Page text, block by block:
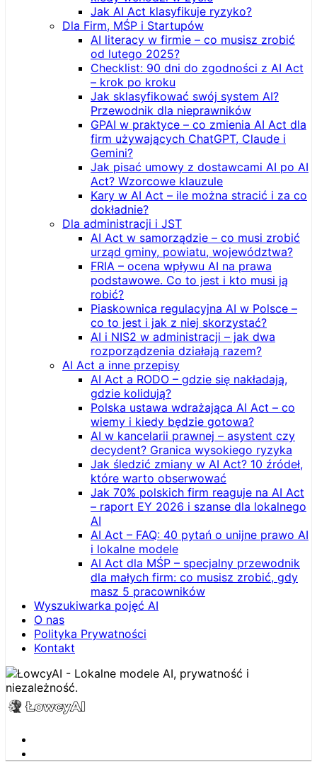
Jak AI Act klasyfikuje ryzyko?
Dla Firm, MŚP i Startupów
AI literacy w firmie – co musisz zrobić
od lutego 2025?
Checklist: 90 dni do zgodności z AI Act
– krok po kroku
Jak sklasyfikować swój system AI?
Przewodnik dla nieprawników
GPAI w praktyce – co zmienia AI Act dla
firm używających ChatGPT, Claude i
Gemini?
Jak pisać umowy z dostawcami AI po AI
Act? Wzorcowe klauzule
Kary w AI Act – ile można stracić i za co
dokładnie?
Dla administracji i JST
AI Act w samorządzie – co musi zrobić
urząd gminy, powiatu, województwa?
FRIA – ocena wpływu AI na prawa
podstawowe. Co to jest i kto musi ją
robić?
Piaskownica regulacyjna AI w Polsce –
co to jest i jak z niej skorzystać?
AI i NIS2 w administracji – jak dwa
rozporządzenia działają razem?
AI Act a inne przepisy
AI Act a RODO – gdzie się nakładają,
gdzie kolidują?
Polska ustawa wdrażająca AI Act – co
wiemy i kiedy będzie gotowa?
AI w kancelarii prawnej – asystent czy
decydent? Granica wysokiego ryzyka
Jak śledzić zmiany w AI Act? 10 źródeł,
które warto obserwować
Jak 70% polskich firm reaguje na AI Act
– raport EY 2026 i szanse dla lokalnego
AI
AI Act – FAQ: 40 pytań o unijne prawo AI
i lokalne modele
AI Act dla MŚP – specjalny przewodnik
dla małych firm: co musisz zrobić, gdy
masz 5 pracowników
Wyszukiwarka pojęć AI
O nas
Polityka Prywatności
Kontakt